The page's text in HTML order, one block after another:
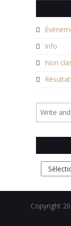
Info
Non
Archives
Copyright